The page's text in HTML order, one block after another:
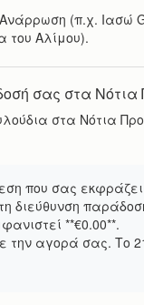
(π.χ. Ιασώ
του Αλίμου).
σας στα Νότια
στα Νότια
που σας
διεύθυνση
**€0.00**.
την αγορά σας. Το